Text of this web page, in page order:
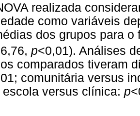
realizada
como variáveis
dos grupos para
p<0,01). Análises
comparados tiveram
comunitária versus
escola versus clínica: p